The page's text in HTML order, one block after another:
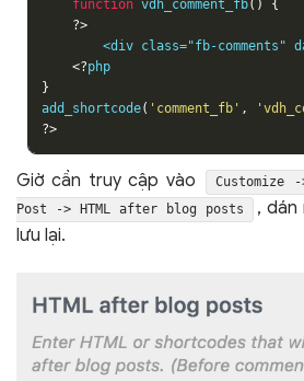
function vdh_comment_fb()
{
?>
<div class="fb-comments"
<?
}
add_shortcode( 'comment_fb' ,
?>
Giờ cần truy cập vào
Customize
Post -> HTML after blog posts
, dán
lưu lại.